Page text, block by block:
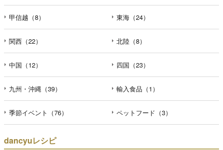
甲信越（8） 東海（24）
関西（22） 北陸（8）
中国（12） 四国（23）
九州・沖縄（39） 輸入食品（1）
季節イベント（76） ペットフード（3）
dancyuレシピ